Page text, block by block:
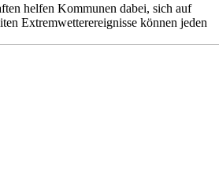
helfen Kommunen dabei, sich auf
Extremwetterereignisse können jeden